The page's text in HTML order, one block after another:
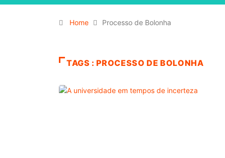
Home Processo de Bolonha
TAGS : PROCESSO DE BOLONHA